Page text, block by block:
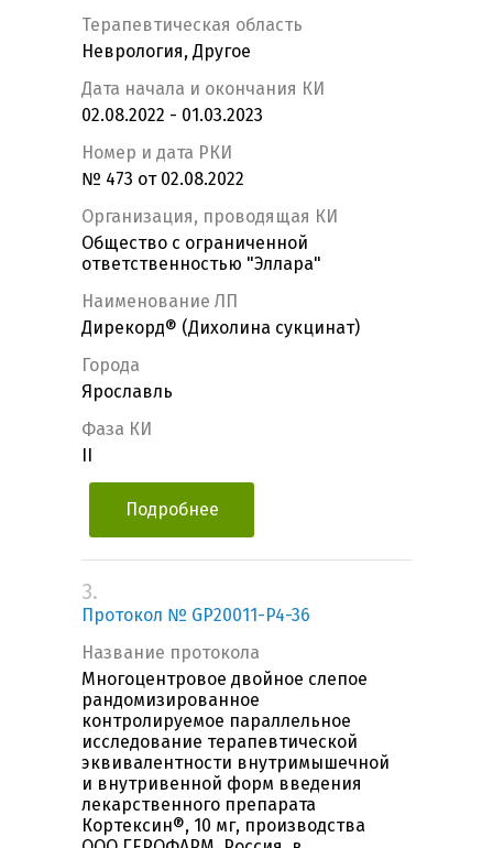
Терапевтическая область
Неврология, Другое
Дата начала и окончания КИ
02.08.2022 - 01.03.2023
Номер и дата РКИ
№ 473 от 02.08.2022
Организация, проводящая КИ
Общество с ограниченной
ответственностью "Эллара"
Наименование ЛП
Дирекорд® (Дихолина сукцинат)
Города
Ярославль
Фаза КИ
Подробнее
3.
Протокол № GP20011-P4-36
Название протокола
Многоцентровое двойное слепое
рандомизированное
контролируемое параллельное
исследование терапевтической
эквивалентности внутримышечной
и внутривенной форм введения
лекарственного препарата
Кортексин®, 10 мг, производства